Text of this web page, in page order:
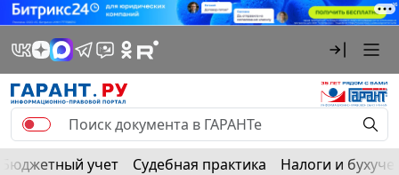
Бюджетный учет Судебная практика Налоги и